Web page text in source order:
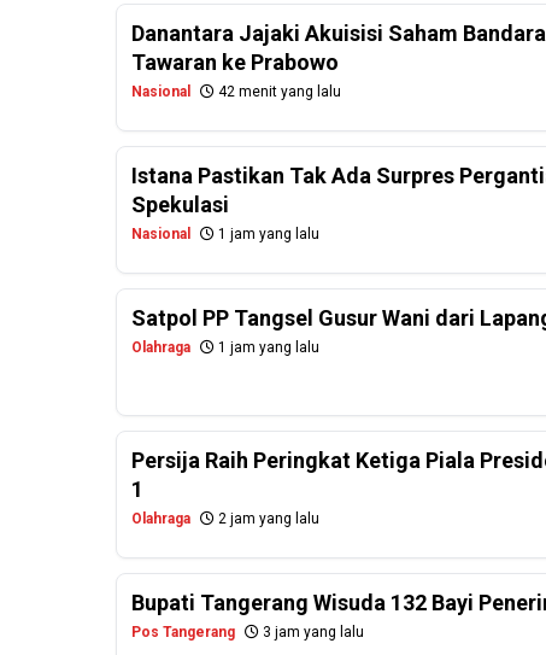
Danantara Jajaki Akuisisi Saham
Tawaran ke Prabowo
Nasional 42 menit yang lalu
Istana Pastikan Tak Ada Surpres
Spekulasi
Nasional 1 jam yang lalu
Satpol PP Tangsel Gusur Wani dari
Olahraga 1 jam yang lalu
Persija Raih Peringkat Ketiga Piala
1
Olahraga 2 jam yang lalu
Bupati Tangerang Wisuda 132 Bayi
Pos Tangerang 3 jam yang lalu